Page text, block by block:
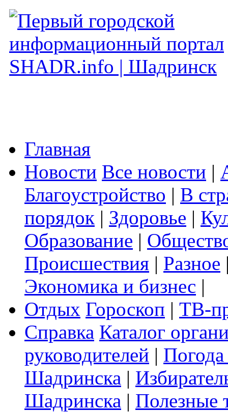
Главная
Новости Все новости |
Благоустройство | В
порядок | Здоровье |
Образование |
Происшествия | Разное
Экономика и бизнес |
Отдых Гороскоп | ТВ-
Справка Каталог
руководителей |
Шадринска |
Шадринска | Полезные